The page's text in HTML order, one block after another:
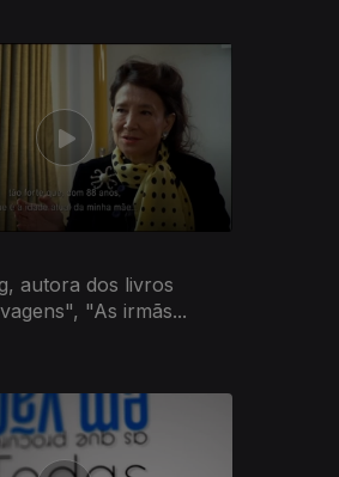
autora dos livros
"As irmãs...